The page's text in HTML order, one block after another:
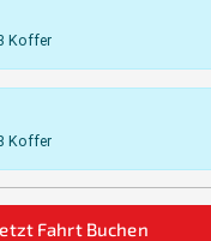
Koffer
Koffer
Fahrt Buchen